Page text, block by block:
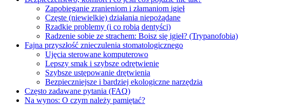
Zapobieganie zranieniom i złamaniom igieł
Częste (niewielkie) działania niepożądane
Rzadkie problemy (i co robią dentyści)
Radzenie sobie ze strachem: Boisz się igieł? (Trypanofobia)
Fajna przyszłość znieczulenia stomatologicznego
Ujęcia sterowane komputerowo
Lepszy smak i szybsze odrętwienie
Szybsze ustępowanie drętwienia
Bezpieczniejsze i bardziej ekologiczne narzędzia
Często zadawane pytania (FAQ)
Na wynos: O czym należy pamiętać?